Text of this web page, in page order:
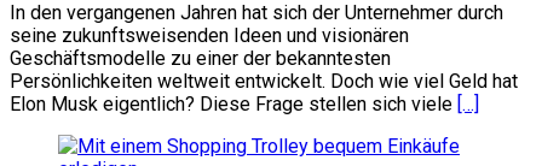
In den vergangenen Jahren hat sich der Unternehmer durch
seine zukunftsweisenden Ideen und visionären
Geschäftsmodelle zu einer der bekanntesten
Persönlichkeiten weltweit entwickelt. Doch wie viel Geld hat
Elon Musk eigentlich? Diese Frage stellen sich viele […]